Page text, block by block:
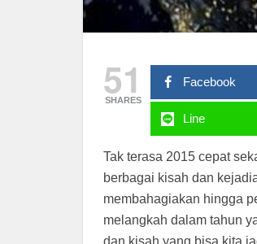
51
SHARES
Facebook
Line
Tak terasa 2015 cepat
berbagai kisah dan
membahagiakan hingga
melangkah dalam tahun
dan kisah yang bisa kita